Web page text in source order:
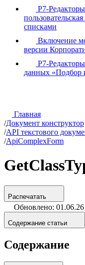
Р7-
списками
Включение
версии
Р7-
данных «Подбор
Главная
/Документ конструктор
/API текстового
/ApiComplexForm
Распечатать
Обновлено: 01.06.26
Содержание статьи
Содержание